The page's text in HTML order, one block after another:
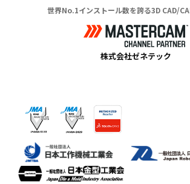
世界No.1インストール数を誇る3D CAD/
株式会社ゼネテック